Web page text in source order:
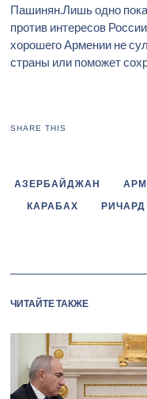
Пашинян.Лишь одно
против интересов
хорошего Армении не
страны или поможет
SHARE THIS
АЗЕРБАЙДЖАН
КАРАБАХ
РИЧАРД
ЧИТАЙТЕ ТАКЖЕ